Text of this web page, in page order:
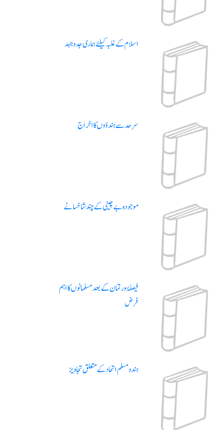
اسلام کے غلبہ کیلئے ہماری جدوجہد
سرحد سے ہندؤوں کا اخراج
موجودہ بے چینی کے چند شاخسانے
فیصلۂ ورتمان کے بعد مسلمانوں کا اہم
فرض
ہندو مسلم اتحاد کے متعلق تجاویز